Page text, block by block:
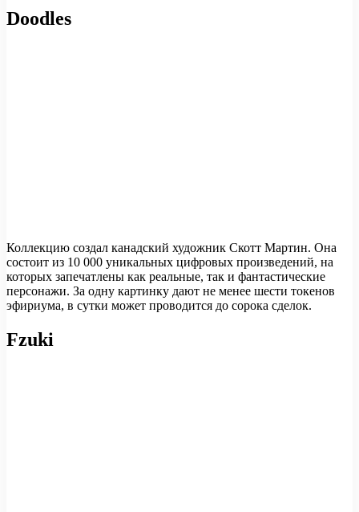
Doodles
Коллекцию создал канадский художник Скотт Мартин. Она
состоит из 10 000 уникальных цифровых произведений, на
которых запечатлены как реальные, так и фантастические
персонажи. За одну картинку дают не менее шести токенов
эфириума, в сутки может проводится до сорока сделок.
Fzuki